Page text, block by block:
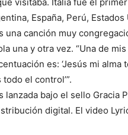
España, Perú,
una canción muy
una y otra vez. “Una de
es: ‘Jesús mi
el control’”.
lanzada bajo el sello Gracia
digital. El video